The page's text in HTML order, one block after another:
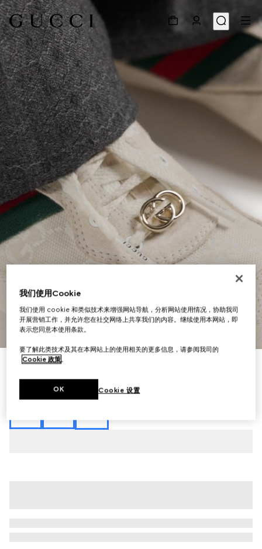
9
Gucci Shift系列女士运动鞋
A$1,090
白色GG帆布
我们使用Cookie
我们使用 cookie 和类似技术来增强网站导航，分析网站使用情况，协助我司
开展营销工作，并允许您在社交网络上共享我们的内容。继续使用本网站，即
表示您同意本使用条款。
要了解此类技术及其在本网站上的使用相关的更多信息，请参阅我司的
Cookie 政策。
Cookie 设置
OK